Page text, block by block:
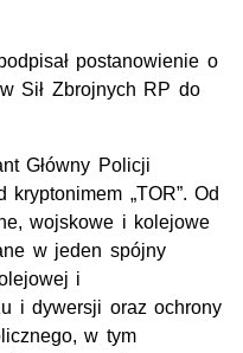
postanowienie o
Sił Zbrojnych RP do
Główny Policji
„TOR”. Od
wojskowe i kolejowe
w jeden spójny
i
i dywersji oraz ochrony
w tym